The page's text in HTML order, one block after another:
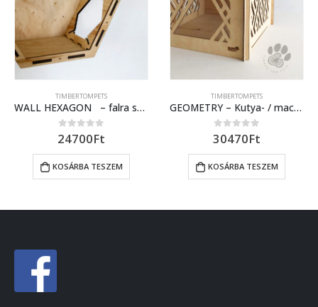
TIMBERTOMPETS
WALL HEXAGON – falra szerelhető pihenő/ház cicáknak
0out of 5
24700Ft
KOSÁRBA TESZEM
TIMBERTOMPETS
GEOMETRY – Kutya- / macskaház geometriai áttört mintával
0out of 5
30470Ft
KOSÁRBA TESZEM